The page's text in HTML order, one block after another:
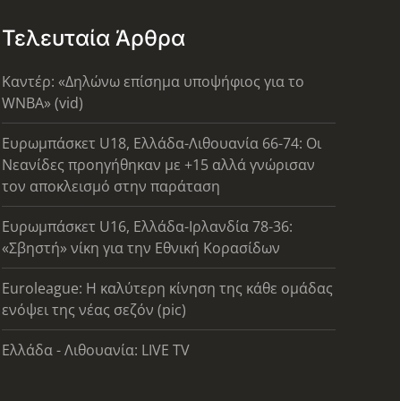
Τελευταία Άρθρα
Καντέρ: «Δηλώνω επίσημα υποψήφιος για το
WNBA» (vid)
Ευρωμπάσκετ U18, Ελλάδα-Λιθουανία 66-74: Οι
Νεανίδες προηγήθηκαν με +15 αλλά γνώρισαν
τον αποκλεισμό στην παράταση
Ευρωμπάσκετ U16, Ελλάδα-Ιρλανδία 78-36:
«Σβηστή» νίκη για την Εθνική Κορασίδων
Euroleague: Η καλύτερη κίνηση της κάθε ομάδας
ενόψει της νέας σεζόν (pic)
Ελλάδα - Λιθουανία: LIVE TV